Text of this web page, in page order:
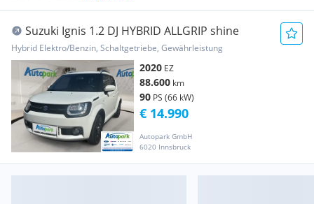
Suzuki Ignis 1.2 DJ HYBRID ALLGRIP shine
Hybrid Elektro/Benzin, Schaltgetriebe, Gewährleistung
2020 EZ
88.600 km
90 PS (66 kW)
Autopark GmbH
6020 Innsbruck
€ 14.990